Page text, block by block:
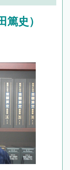
史）